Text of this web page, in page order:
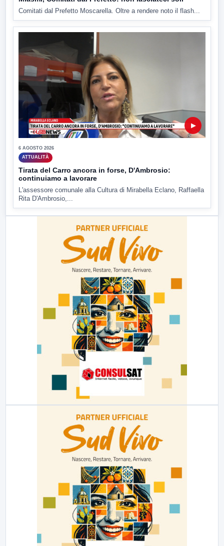
Comitati dal Prefetto Moscarella. Oltre a rendere noto il flash...
▶
6 AGOSTO 2026
ATTUALITÀ
Tirata del Carro ancora in forse, D'Ambrosio:
continuiamo a lavorare
L'assessore comunale alla Cultura di Mirabella Eclano, Raffaella
Rita D'Ambrosio,...